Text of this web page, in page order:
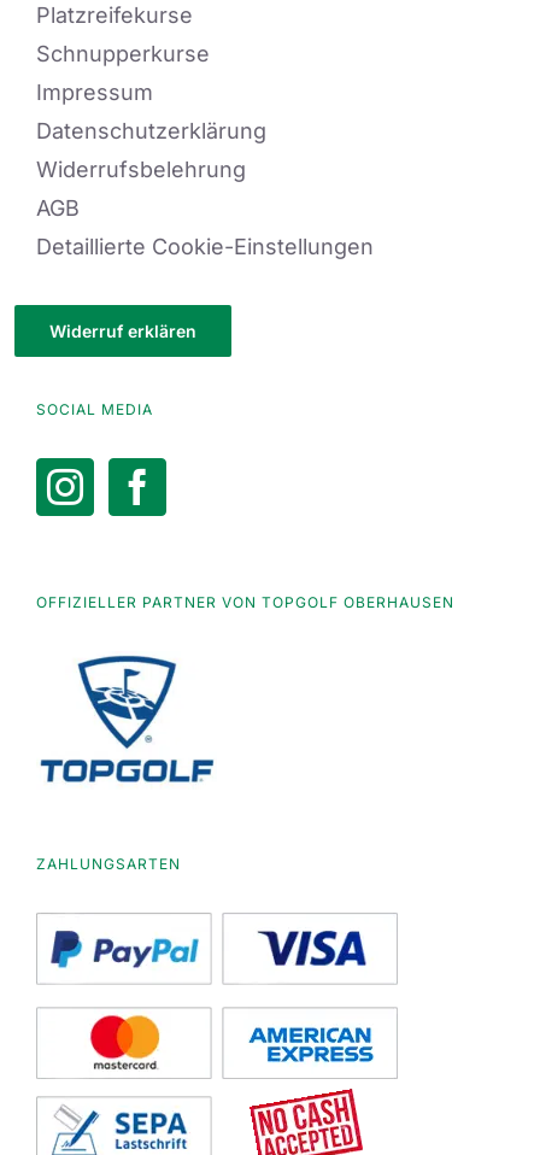
Platzreifekurse
Schnupperkurse
Impressum
Datenschutzerklärung
Widerrufsbelehrung
AGB
Detaillierte Cookie-Einstellungen
Widerruf erklären
SOCIAL MEDIA
OFFIZIELLER PARTNER VON TOPGOLF OBERHAUSEN
ZAHLUNGSARTEN